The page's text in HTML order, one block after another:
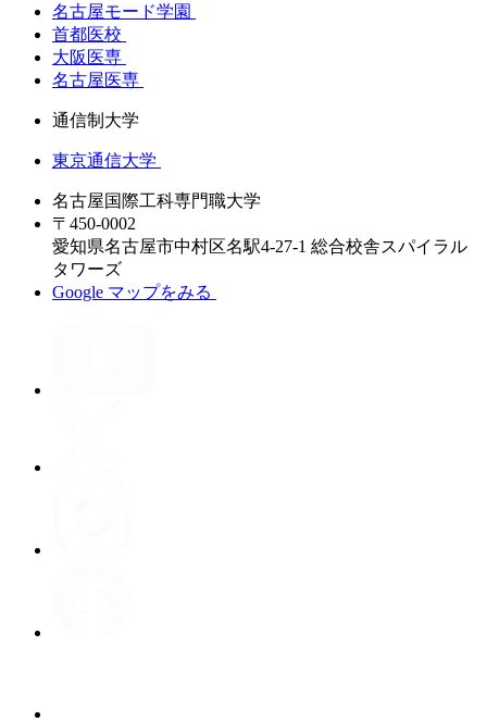
名古屋モード学園
首都医校
大阪医専
名古屋医専
通信制大学
東京通信大学
名古屋国際工科専門職大学
〒450-0002
愛知県名古屋市中村区名駅4-27-1 総合校舎スパイラル
タワーズ
Google マップをみる